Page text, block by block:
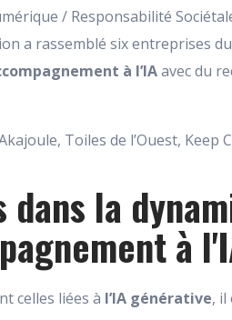
/ Responsabilité
a rassemblé six entreprises
à l’IAavec du
Toiles de l’Ouest, Keep
la
à
celles liées à l’IA générative, il